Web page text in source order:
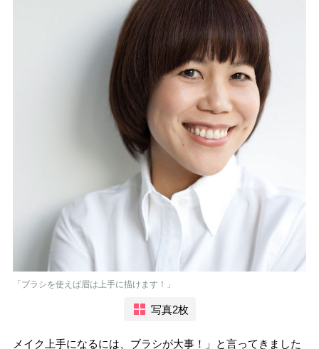
「ブラシを使えば眉は上手に描けます！」
写真2枚
メイク上手になるには、ブラシが大事！」と言ってきました